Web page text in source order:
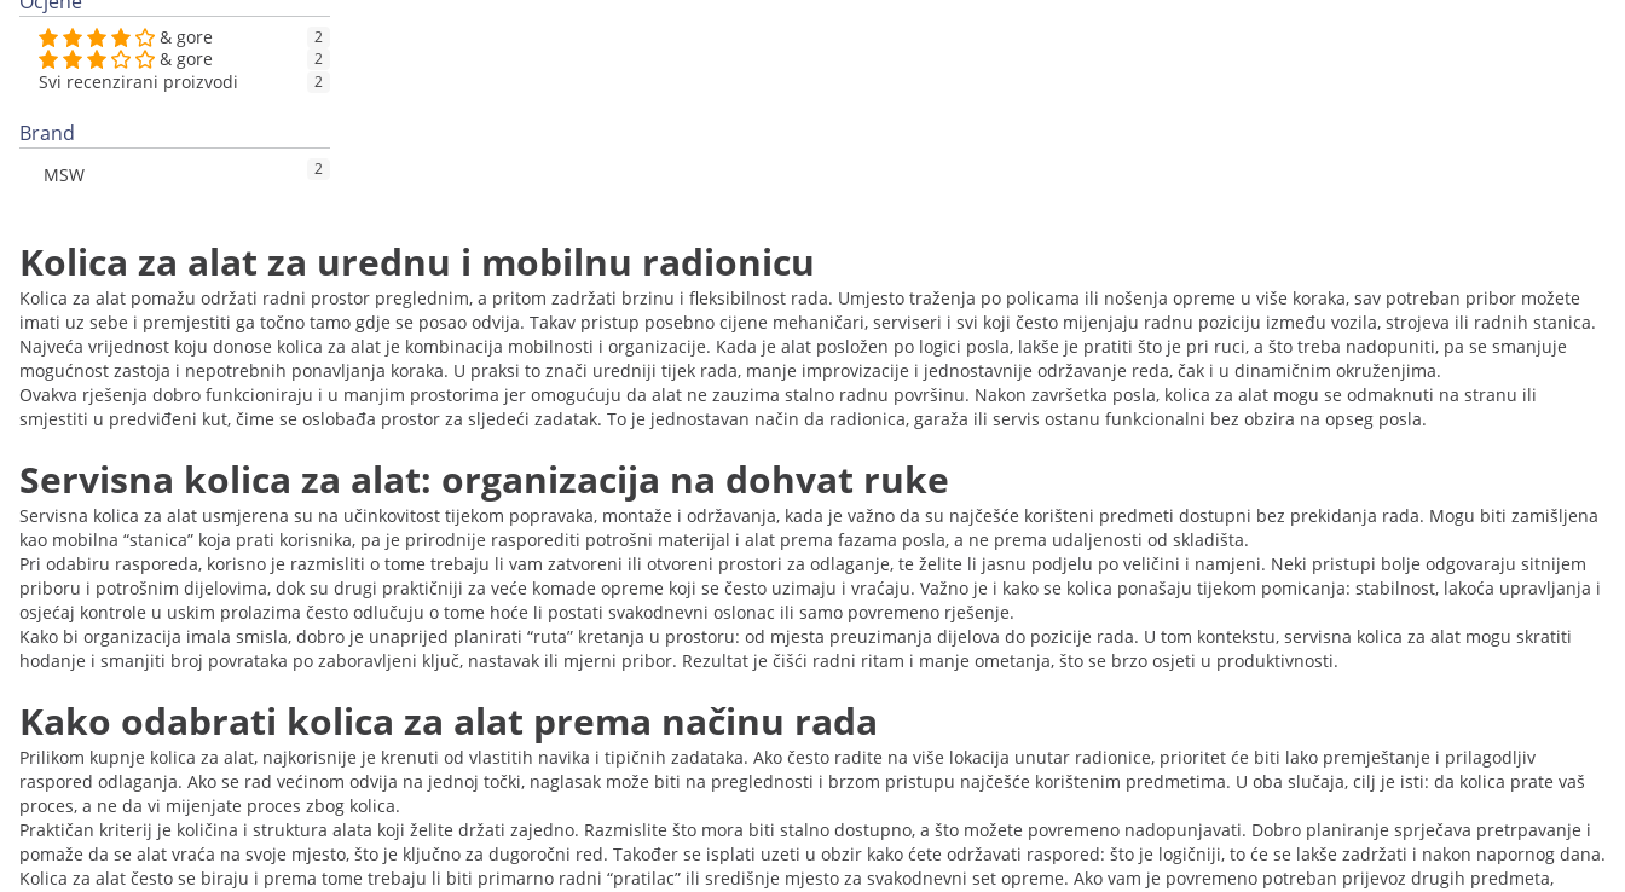
& gore 2
& gore 2
Svi recenzirani proizvodi 2
Brand
MSW 2
Kolica za alat za urednu i mobilnu radionicu
Kolica za alat pomažu održati radni prostor preglednim, a pritom zadržati brzinu i fleksibilnost rada. Umjesto traženja po policama ili nošenja opreme u više koraka, sav potreban pribor možete
imati uz sebe i premjestiti ga točno tamo gdje se posao odvija. Takav pristup posebno cijene mehaničari, serviseri i svi koji često mijenjaju radnu poziciju između vozila, strojeva ili radnih stanica.
Najveća vrijednost koju donose kolica za alat je kombinacija mobilnosti i organizacije. Kada je alat posložen po logici posla, lakše je pratiti što je pri ruci, a što treba nadopuniti, pa se smanjuje
mogućnost zastoja i nepotrebnih ponavljanja koraka. U praksi to znači uredniji tijek rada, manje improvizacije i jednostavnije održavanje reda, čak i u dinamičnim okruženjima.
Ovakva rješenja dobro funkcioniraju i u manjim prostorima jer omogućuju da alat ne zauzima stalno radnu površinu. Nakon završetka posla, kolica za alat mogu se odmaknuti na stranu ili
smjestiti u predviđeni kut, čime se oslobađa prostor za sljedeći zadatak. To je jednostavan način da radionica, garaža ili servis ostanu funkcionalni bez obzira na opseg posla.
Servisna kolica za alat: organizacija na dohvat ruke
Servisna kolica za alat usmjerena su na učinkovitost tijekom popravaka, montaže i održavanja, kada je važno da su najčešće korišteni predmeti dostupni bez prekidanja rada. Mogu biti zamišljena
kao mobilna “stanica” koja prati korisnika, pa je prirodnije rasporediti potrošni materijal i alat prema fazama posla, a ne prema udaljenosti od skladišta.
Pri odabiru rasporeda, korisno je razmisliti o tome trebaju li vam zatvoreni ili otvoreni prostori za odlaganje, te želite li jasnu podjelu po veličini i namjeni. Neki pristupi bolje odgovaraju sitnijem
priboru i potrošnim dijelovima, dok su drugi praktičniji za veće komade opreme koji se često uzimaju i vraćaju. Važno je i kako se kolica ponašaju tijekom pomicanja: stabilnost, lakoća upravljanja i
osjećaj kontrole u uskim prolazima često odlučuju o tome hoće li postati svakodnevni oslonac ili samo povremeno rješenje.
Kako bi organizacija imala smisla, dobro je unaprijed planirati “ruta” kretanja u prostoru: od mjesta preuzimanja dijelova do pozicije rada. U tom kontekstu, servisna kolica za alat mogu skratiti
hodanje i smanjiti broj povrataka po zaboravljeni ključ, nastavak ili mjerni pribor. Rezultat je čišći radni ritam i manje ometanja, što se brzo osjeti u produktivnosti.
Kako odabrati kolica za alat prema načinu rada
Prilikom kupnje kolica za alat, najkorisnije je krenuti od vlastitih navika i tipičnih zadataka. Ako često radite na više lokacija unutar radionice, prioritet će biti lako premještanje i prilagodljiv
raspored odlaganja. Ako se rad većinom odvija na jednoj točki, naglasak može biti na preglednosti i brzom pristupu najčešće korištenim predmetima. U oba slučaja, cilj je isti: da kolica prate vaš
proces, a ne da vi mijenjate proces zbog kolica.
Praktičan kriterij je količina i struktura alata koji želite držati zajedno. Razmislite što mora biti stalno dostupno, a što možete povremeno nadopunjavati. Dobro planiranje sprječava pretrpavanje i
pomaže da se alat vraća na svoje mjesto, što je ključno za dugoročni red. Također se isplati uzeti u obzir kako ćete održavati raspored: što je logičniji, to će se lakše zadržati i nakon napornog dana.
Kolica za alat često se biraju i prema tome trebaju li biti primarno radni “pratilac” ili središnje mjesto za svakodnevni set opreme. Ako vam je povremeno potreban prijevoz drugih predmeta,